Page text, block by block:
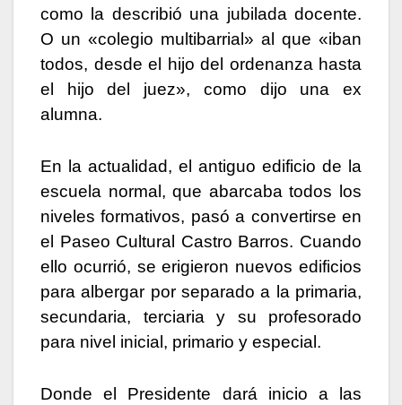
como la describió una jubilada docente.
O un «colegio multibarrial» al que «iban
todos, desde el hijo del ordenanza hasta
el hijo del juez», como dijo una ex
alumna.
En la actualidad, el antiguo edificio de la
escuela normal, que abarcaba todos los
niveles formativos, pasó a convertirse en
el Paseo Cultural Castro Barros. Cuando
ello ocurrió, se erigieron nuevos edificios
para albergar por separado a la primaria,
secundaria, terciaria y su profesorado
para nivel inicial, primario y especial.
Donde el Presidente dará inicio a las